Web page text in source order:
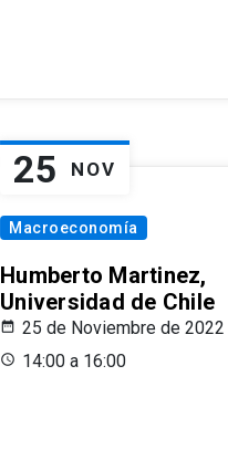
25 NOV
Macroeconomía
Humberto Martinez,
Universidad de Chile
25 de Noviembre de 2022
14:00 a 16:00